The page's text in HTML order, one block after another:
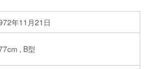
年11月21日
, B型